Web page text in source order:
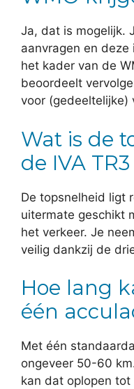
Ja, dat is mogelijk.
aanvragen en
het kader van de
beoordeelt
voor (gedeeltelijke)
Wat is de
de IVA TR3
De topsnelheid ligt
uitermate geschikt
het verkeer. Je
veilig dankzij de
Hoe lang
één
Met één
ongeveer 50-60
kan dat oplopen tot